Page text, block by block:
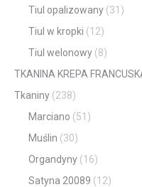
Tiul opalizowany (31)
Tiul w kropki (12)
Tiul welonowy (8)
TKANINA KREPA
Tkaniny (238)
Marciano (51)
Muślin (30)
Organdyny (16)
Satyna 20089 (12)